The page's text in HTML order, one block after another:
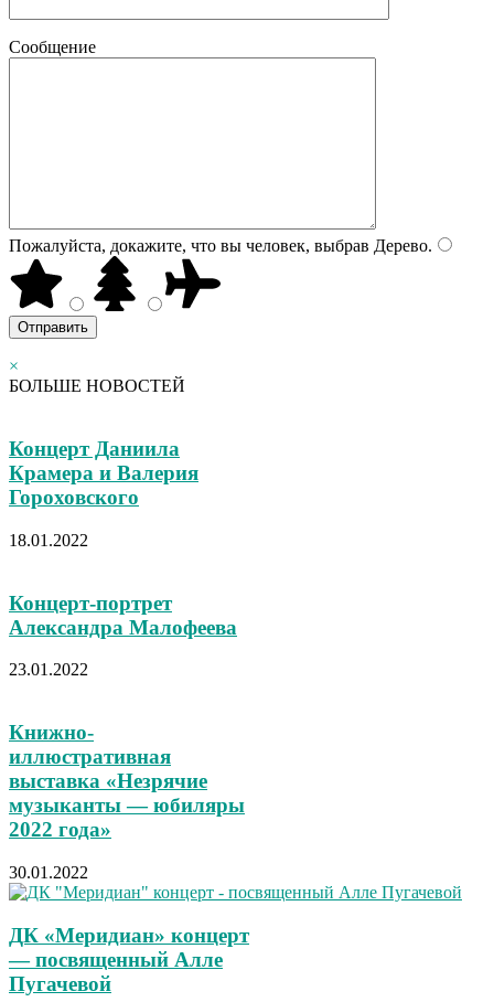
Сообщение
Пожалуйста, докажите, что вы человек, выбрав Дерево.
×
БОЛЬШЕ НОВОСТЕЙ
Концерт Даниила
Крамера и Валерия
Гороховского
18.01.2022
Концерт-портрет
Александра Малофеева
23.01.2022
Книжно-
иллюстративная
выставка «Незрячие
музыканты — юбиляры
2022 года»
30.01.2022
ДК «Меридиан» концерт
— посвященный Алле
Пугачевой